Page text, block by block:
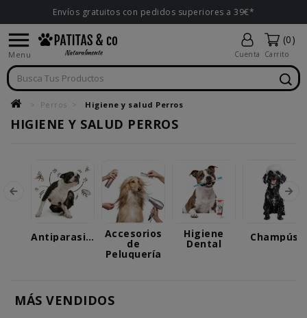
Envíos gratuitos con pedidos superiores a 39€*

Menu Cuenta
(0)
Carrito
Perros Higiene y salud Perros
HIGIENE Y SALUD PERROS
AntiparasitariosAccesorios
de
Peluquería
Higiene
Dental
Champús
MÁS VENDIDOS